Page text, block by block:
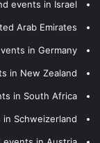
events in Israel
Arab Emirates
in Germany
in New Zealand
in South Africa
Schweizerland